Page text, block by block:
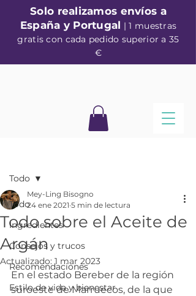
Solo realizamos envíos a
España y Portugal | 1 muestras
gratis con cada pedido superior a 35
€
Todo
Ingredientes
Consejos y trucos
Recomendaciones
Estilo de vida y bienestar
Todo
Todo sobre el Aceite de
Argán
Mey-Ling Bisogno
24 ene 2021 5 min de lectura
Actualizado: 1 mar 2023
En el estado Bereber de la región
suroeste de Marruecos, de la que